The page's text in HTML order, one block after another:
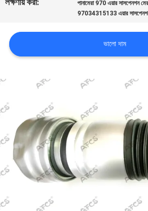
যোগাযোগ
খবর
উদ্ধৃতি
অনুরোধ
করুন
সাইট
ম্যাপ
লক্ষণীয় করা:
পানামেরা 970 এয়ার সাসপেনশন
97034315133 এয়ার
ভালো দাম